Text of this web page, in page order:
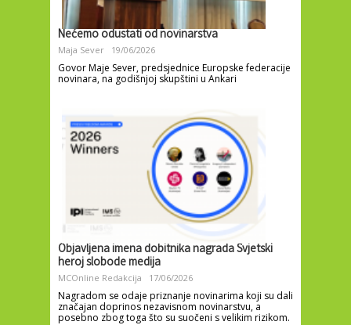
Nećemo odustati od novinarstva
Maja Sever 19/06/2026
Govor Maje Sever, predsjednice Europske federacije
novinara, na godišnjoj skupštini u Ankari
Objavljena imena dobitnika nagrada Svjetski
heroj slobode medija
MCOnline Redakcija 17/06/2026
Nagradom se odaje priznanje novinarima koji su dali
značajan doprinos nezavisnom novinarstvu, a
posebno zbog toga što su suočeni s velikim rizikom.